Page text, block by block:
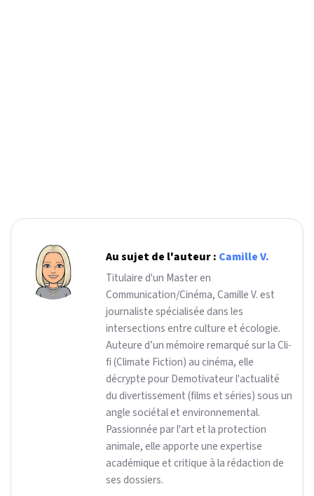
Au sujet de l'auteur : Camille V.
Titulaire d'un Master en
Communication/Cinéma, Camille V. est
journaliste spécialisée dans les
intersections entre culture et écologie.
Auteure d’un mémoire remarqué sur la Cli-
fi (Climate Fiction) au cinéma, elle
décrypte pour Demotivateur l'actualité
du divertissement (films et séries) sous un
angle sociétal et environnemental.
Passionnée par l'art et la protection
animale, elle apporte une expertise
académique et critique à la rédaction de
ses dossiers.